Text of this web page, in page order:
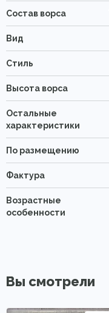
Состав ворса
Вид
Стиль
Высота ворса
Остальные
характеристики
По размещению
Фактура
Возрастные
особенности
Вы смотрели